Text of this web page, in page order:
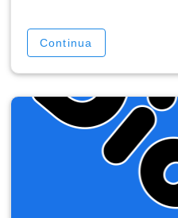
Continua